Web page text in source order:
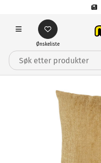
Ønskeliste